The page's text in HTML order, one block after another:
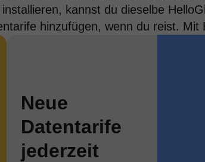
kannst du dieselbe
hinzufügen, wenn du reist. Mit
Neue
Datentarife
jederzeit